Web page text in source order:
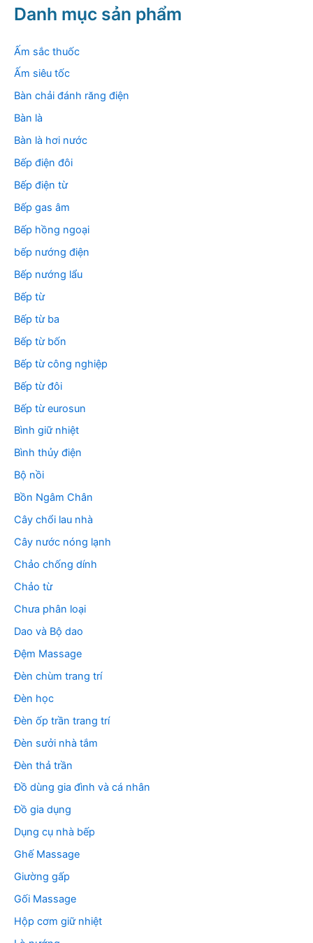
k
i
m
Danh mục sản phẩm
Ấm sắc thuốc
Ấm siêu tốc
Bàn chải đánh răng điện
Bàn là
Bàn là hơi nước
Bếp điện đôi
Bếp điện từ
Bếp gas âm
Bếp hồng ngoại
bếp nướng điện
Bếp nướng lẩu
Bếp từ
Bếp từ ba
Bếp từ bốn
Bếp từ công nghiệp
Bếp từ đôi
Bếp từ eurosun
Bình giữ nhiệt
Bình thủy điện
Bộ nồi
Bồn Ngâm Chân
Cây chổi lau nhà
Cây nước nóng lạnh
Chảo chống dính
Chảo từ
Chưa phân loại
Dao và Bộ dao
Đệm Massage
Đèn chùm trang trí
Đèn học
Đèn ốp trần trang trí
Đèn sưởi nhà tắm
Đèn thả trần
Đồ dùng gia đình và cá nhân
Đồ gia dụng
Dụng cụ nhà bếp
Ghế Massage
Giường gấp
Gối Massage
Hộp cơm giữ nhiệt